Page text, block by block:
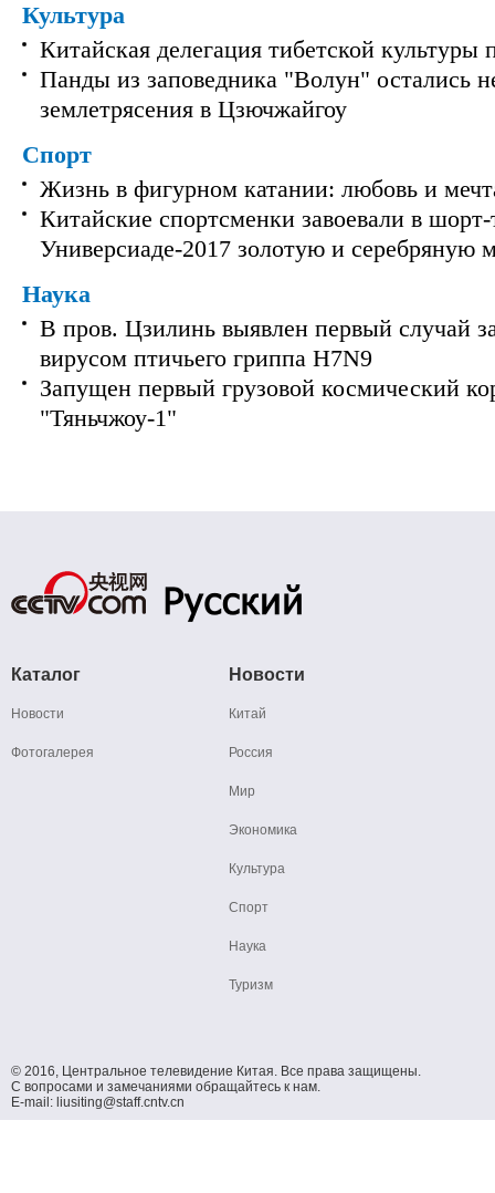
Культура
Китайская делегация тибетской культуры
Панды из заповедника "Волун" остались
землетрясения в Цзючжайгоу
Спорт
Жизнь в фигурном катании: любовь и
Китайские спортсменки завоевали в шорт-
Универсиаде-2017 золотую и серебряную
Наука
В пров. Цзилинь выявлен первый случай
вирусом птичьего гриппа H7N9
Запущен первый грузовой космический
"Тяньчжоу-1"
Каталог
Новости
Фотогалерея
Новости
Китай
Россия
Мир
Экономика
Культура
Спорт
Наука
Туризм
© 2016, Центральное телевидение Китая. Все права защищены.
С вопросами и замечаниями обращайтесь к нам.
E-mail: liusiting@staff.cntv.cn